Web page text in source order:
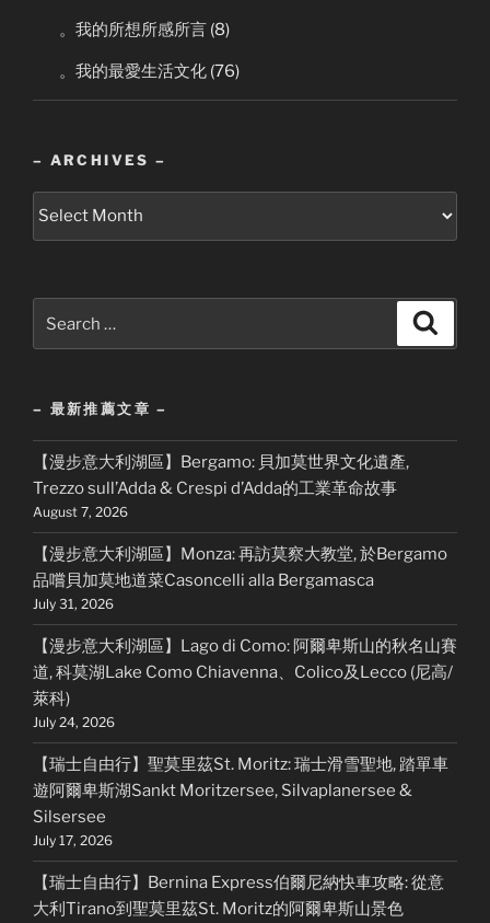
。我的所想所感所言 (8)
。我的最愛生活文化 (76)
– ARCHIVES –
– 最新推薦文章 –
【漫步意大利湖區】Bergamo: 貝加莫世界文化遺產,
Trezzo sull’Adda & Crespi d’Adda的工業革命故事
August 7, 2026
【漫步意大利湖區】Monza: 再訪莫察大教堂, 於Bergamo
品嚐貝加莫地道菜Casoncelli alla Bergamasca
July 31, 2026
【漫步意大利湖區】Lago di Como: 阿爾卑斯山的秋名山賽
道, 科莫湖Lake Como Chiavenna、Colico及Lecco (尼高/
萊科)
July 24, 2026
【瑞士自由行】聖莫里茲St. Moritz: 瑞士滑雪聖地, 踏單車
遊阿爾卑斯湖Sankt Moritzersee, Silvaplanersee &
Silsersee
July 17, 2026
【瑞士自由行】Bernina Express伯爾尼納快車攻略: 從意
大利Tirano到聖莫里茲St. Moritz的阿爾卑斯山景色